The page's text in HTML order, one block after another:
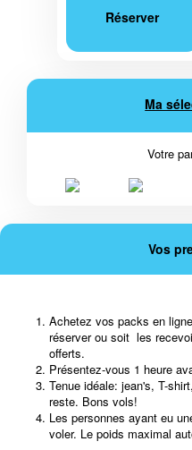
Réserver
Ma
Votre
Vos
Achetez vos packs en
réserver ou soit les
offerts.
Présentez-vous 1 heure
Tenue idéale: jean's, T-
reste. Bons vols!
Les personnes ayant eu
voler. Le poids maximal